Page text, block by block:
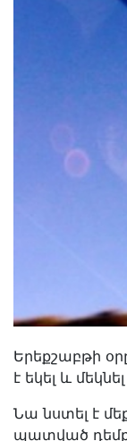
Երեքշաբթի
է եկել և
Նա նստել է
պատված